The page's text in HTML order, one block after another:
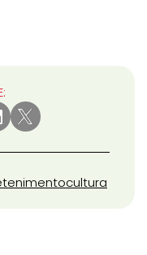
cultura